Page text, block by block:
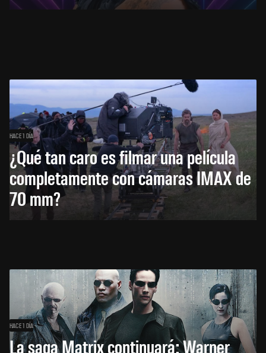
HACE 1 DÍA
¿Qué tan caro es filmar una película
completamente con cámaras IMAX de
70 mm?
HACE 1 DÍA
La saga Matrix continuará: Warner